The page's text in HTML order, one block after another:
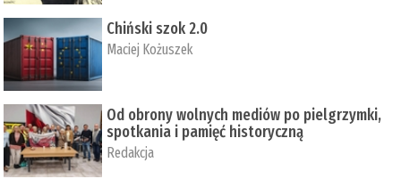
Chiński szok 2.0
Maciej Kożuszek
Od obrony wolnych mediów po pielgrzymki,
spotkania i pamięć historyczną
Redakcja